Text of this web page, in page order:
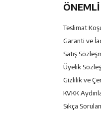
ÖNEMLI
Teslimat
Garanti ve
Satış
Üyelik
Gizlilik ve
KVKK
Sıkça